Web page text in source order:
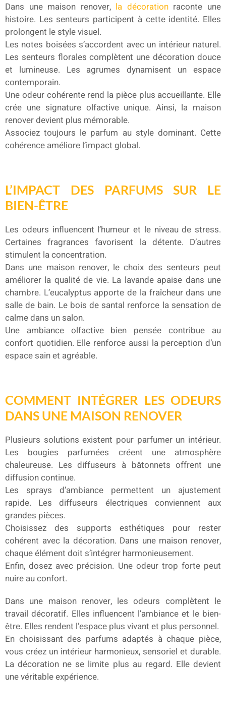
Dans une maison renover, la décorationraconte une
histoire. Les senteurs participent à cette identité. Elles
prolongent le style visuel.
Les notes boisées s’accordent avec un intérieur naturel.
Les senteurs florales complètent une décoration douce
et lumineuse. Les agrumes dynamisent un espace
contemporain.
Une odeur cohérente rend la pièce plus accueillante. Elle
crée une signature olfactive unique. Ainsi, la maison
renover devient plus mémorable.
Associez toujours le parfum au style dominant. Cette
cohérence améliore l’impact global.
L’IMPACT DES PARFUMS SUR LE
BIEN-ÊTRE
Les odeurs influencent l’humeur et le niveau de stress.
Certaines fragrances favorisent la détente. D’autres
stimulent la concentration.
Dans une maison renover, le choix des senteurs peut
améliorer la qualité de vie. La lavande apaise dans une
chambre. L’eucalyptus apporte de la fraîcheur dans une
salle de bain. Le bois de santal renforce la sensation de
calme dans un salon.
Une ambiance olfactive bien pensée contribue au
confort quotidien. Elle renforce aussi la perception d’un
espace sain et agréable.
COMMENT INTÉGRER LES ODEURS
DANS UNE MAISON RENOVER
Plusieurs solutions existent pour parfumer un intérieur.
Les bougies parfumées créent une atmosphère
chaleureuse. Les diffuseurs à bâtonnets offrent une
diffusion continue.
Les sprays d’ambiance permettent un ajustement
rapide. Les diffuseurs électriques conviennent aux
grandes pièces.
Choisissez des supports esthétiques pour rester
cohérent avec la décoration. Dans une maison renover,
chaque élément doit s’intégrer harmonieusement.
Enfin, dosez avec précision. Une odeur trop forte peut
nuire au confort.
Dans une maison renover, les odeurs complètent le
travail décoratif. Elles influencent l’ambiance et le bien-
être. Elles rendent l’espace plus vivant et plus personnel.
En choisissant des parfums adaptés à chaque pièce,
vous créez un intérieur harmonieux, sensoriel et durable.
La décoration ne se limite plus au regard. Elle devient
une véritable expérience.